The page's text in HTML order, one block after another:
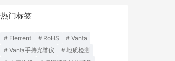
热门标签
Element RoHS
Vanta
Vanta手持光谱仪
地质检测